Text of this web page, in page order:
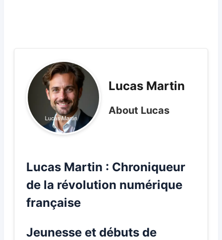
Lucas Martin
About Lucas
Lucas Martin : Chroniqueur
de la révolution numérique
française
Jeunesse et débuts de